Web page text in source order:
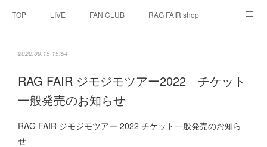
TOP LIVE FAN CLUB RAG FAIR shop
2022.09.15 15:54
RAG FAIR ジモジモツアー2022 チケット
一般発売のお知らせ
RAG FAIR ジモジモツアー 2022 チケット一般発売のお知ら
せ